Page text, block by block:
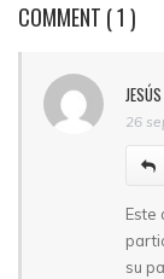
COMMENT ( 1 )
JESÚS
26
Este
su